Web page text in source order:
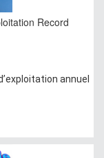
Record
annuel